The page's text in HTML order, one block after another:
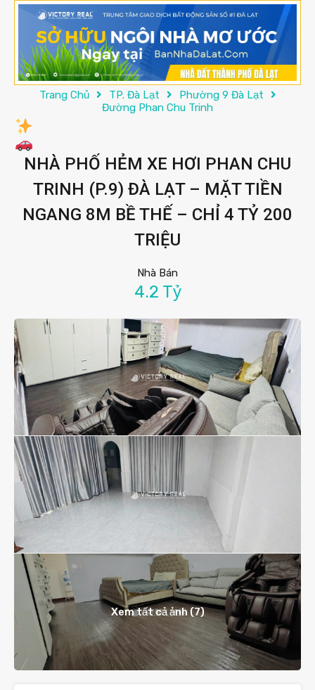
Trang Chủ TP. Đà Lạt
Phường 9 Đà Lạt
Đường Phan Chu Trinh
NHÀ PHỐ HẺM XE HƠI PHAN CHU
TRINH (P.9) ĐÀ LẠT – MẶT TIỀN
NGANG 8M BỀ THẾ – CHỈ 4 TỶ 200
TRIỆU
Nhà Bán
4.2 Tỷ
Xem tất cả ảnh (7)